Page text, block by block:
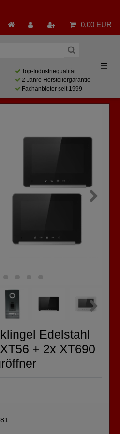
0,00 EUR
Top-Industriequalität
2 Jahre Herstellergarantie
Fachanbieter seit 1999
☰
Edelstahl
+ 2x XT690